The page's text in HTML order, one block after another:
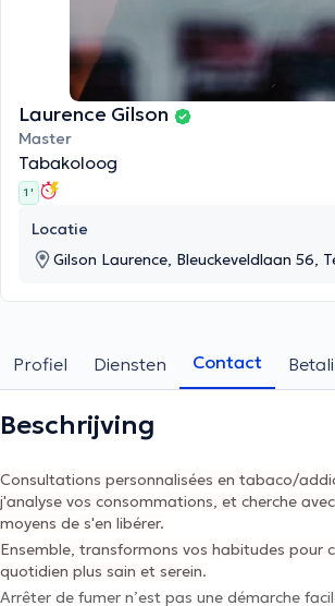
Laurence Gilson
Master
Tabakoloog
1 '
Locatie
Gilson Laurence, Bleuckeveldlaan 56,
Profiel Diensten Contact
Beschrijving
Consultations personnalisées en tabaco/
j'analyse vos consommations, et cherche
moyens de s'en libérer.
Ensemble, transformons vos habitudes pour
quotidien plus sain et serein.
Arrêter de fumer n’est pas une démarche